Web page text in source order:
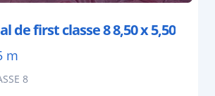
de first classe 8 8,50 x 5,50
m
8